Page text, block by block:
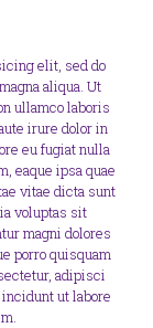
elit, sed do
aliqua. Ut
ullamco laboris
irure dolor in
eu fugiat nulla
eaque ipsa quae
vitae dicta sunt
voluptas sit
magni dolores
porro quisquam
adipisci
ut labore